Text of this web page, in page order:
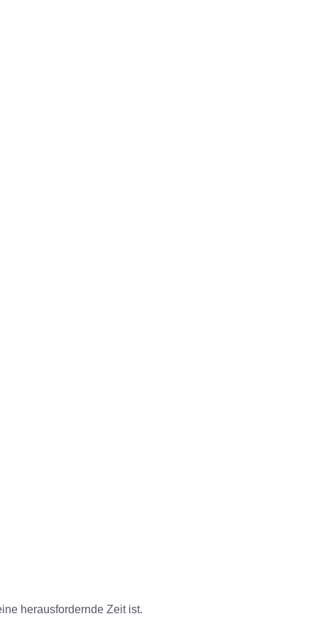
herausfordernde Zeit ist.